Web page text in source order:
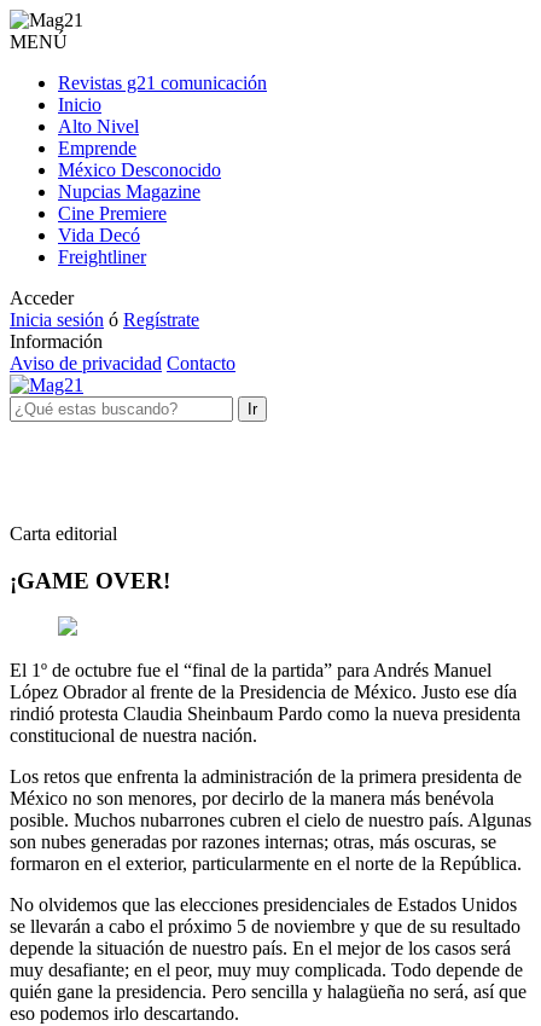
MENÚ
Revistas g21 comunicación
Inicio
Alto Nivel
Emprende
México Desconocido
Nupcias Magazine
Cine Premiere
Vida Decó
Freightliner
Acceder
Inicia sesión ó Regístrate
Información
Aviso de privacidad Contacto
Ir
Carta editorial
¡GAME OVER!
El 1º de octubre fue el “final de la partida” para Andrés Manuel
López Obrador al frente de la Presidencia de México. Justo ese día
rindió protesta Claudia Sheinbaum Pardo como la nueva presidenta
constitucional de nuestra nación.
Los retos que enfrenta la administración de la primera presidenta de
México no son menores, por decirlo de la manera más benévola
posible. Muchos nubarrones cubren el cielo de nuestro país. Algunas
son nubes generadas por razones internas; otras, más oscuras, se
formaron en el exterior, particularmente en el norte de la República.
No olvidemos que las elecciones presidenciales de Estados Unidos
se llevarán a cabo el próximo 5 de noviembre y que de su resultado
depende la situación de nuestro país. En el mejor de los casos será
muy desafiante; en el peor, muy muy complicada. Todo depende de
quién gane la presidencia. Pero sencilla y halagüeña no será, así que
eso podemos irlo descartando.